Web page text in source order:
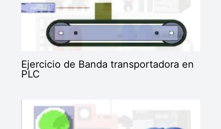
Ejercicio de Banda transportadora en
PLC